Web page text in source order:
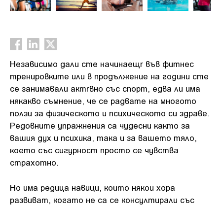
Shutterstock
Независимо дали сте начинаещr във фитнес
тренировките или в продължение на години сте
се занимавали актrвно със спорт, едва ли има
някакво съмнение, че се радвате на многото
ползи за физическото и психическото си здраве.
Редовните упражнения са чудесни както за
вашия дух и психика, така и за вашето тяло,
което със сигурност просто се чувства
страхотно.
Но има редица навици, които някои хора
развиват, когато не са се консултирали със